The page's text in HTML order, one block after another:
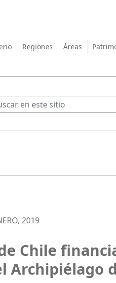
Culturas,
Regiones Áreas
2019
Chile
Archipiélago